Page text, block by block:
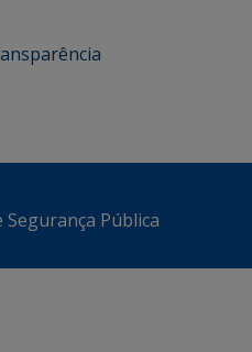
Segurança Pública